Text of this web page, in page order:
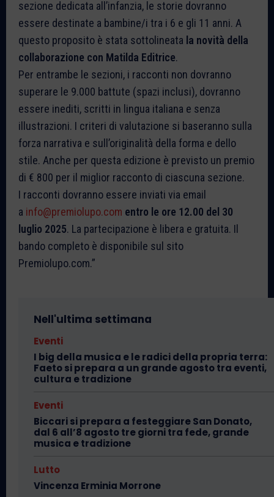
sezione dedicata all’infanzia, le storie dovranno
essere destinate a bambine/i tra i 6 e gli 11 anni. A
questo proposito è stata sottolineata la novità della
collaborazione con Matilda Editrice.
Per entrambe le sezioni, i racconti non dovranno
superare le 9.000 battute (spazi inclusi), dovranno
essere inediti, scritti in lingua italiana e senza
illustrazioni. I criteri di valutazione si baseranno sulla
forza narrativa e sull’originalità della forma e dello
stile. Anche per questa edizione è previsto un premio
di € 800 per il miglior racconto di ciascuna sezione.
I racconti dovranno essere inviati via email
a info@premiolupo.com entro le ore 12.00 del 30
luglio 2025. La partecipazione è libera e gratuita. Il
bando completo è disponibile sul sito
Premiolupo.com.”
Nell'ultima settimana
Eventi
I big della musica e le radici della propria terra:
Faeto si prepara a un grande agosto tra eventi,
cultura e tradizione
Eventi
Biccari si prepara a festeggiare San Donato,
dal 6 all’8 agosto tre giorni tra fede, grande
musica e tradizione
Lutto
Vincenza Erminia Morrone